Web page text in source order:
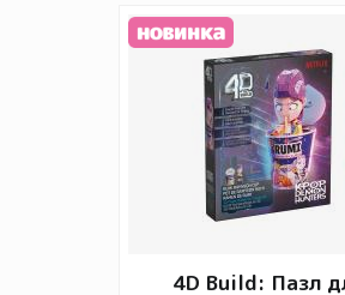
4D Build: Пазл